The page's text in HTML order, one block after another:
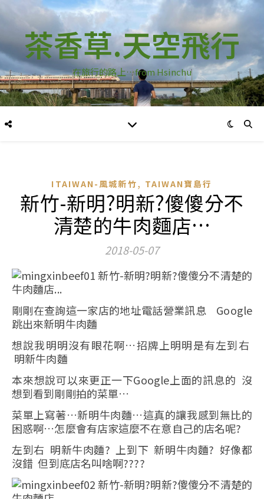
茶香草.天空飛行
在旅行的路上…from Hsinchu
ITAIWAN-風城新竹, TAIWAN寶島行
新竹-新明?明新?傻傻分不
清楚的牛肉麵店…
2018-05-07
剛剛在查詢這一家店的地址電話營業訊息 Google
跳出來新明牛肉麵
想說我明明沒有眼花啊…招牌上明明是有左到右
明新牛肉麵
本來想說可以來更正一下Google上面的訊息的 沒
想到看到剛剛拍的菜單…
菜單上寫著…新明牛肉麵…這真的讓我感到無比的
困惑啊…怎麼會有店家這麼不在意自己的店名呢?
左到右 明新牛肉麵? 上到下 新明牛肉麵? 好像都
沒錯 但到底店名叫啥啊????